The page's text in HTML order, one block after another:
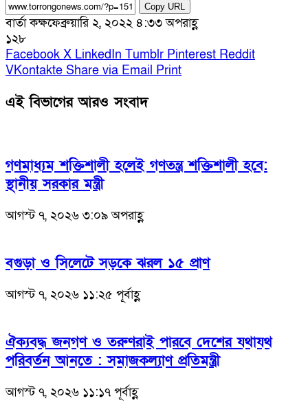
Copy URL
বার্তা কক্ষফেব্রুয়ারি ২, ২০২২ ৪:৩৩ অপরাহ্ণ
১২৮
Facebook X LinkedIn Tumblr Pinterest Reddit
VKontakte Share via Email Print
এই বিভাগের আরও সংবাদ
গণমাধ্যম শক্তিশালী হলেই গণতন্ত্র শক্তিশালী হবে:
স্থানীয় সরকার মন্ত্রী
আগস্ট ৭, ২০২৬ ৩:০৯ অপরাহ্ণ
বগুড়া ও সিলেটে সড়কে ঝরল ১৫ প্রাণ
আগস্ট ৭, ২০২৬ ১১:২৫ পূর্বাহ্ণ
ঐক্যবদ্ধ জনগণ ও তরুণরাই পারবে দেশের যথাযথ
পরিবর্তন আনতে : সমাজকল্যাণ প্রতিমন্ত্রী
আগস্ট ৭, ২০২৬ ১১:১৭ পূর্বাহ্ণ